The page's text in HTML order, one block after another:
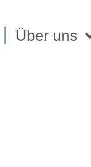
Über uns